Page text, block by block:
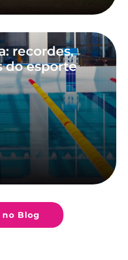
recordes,
do esporte
no Blog